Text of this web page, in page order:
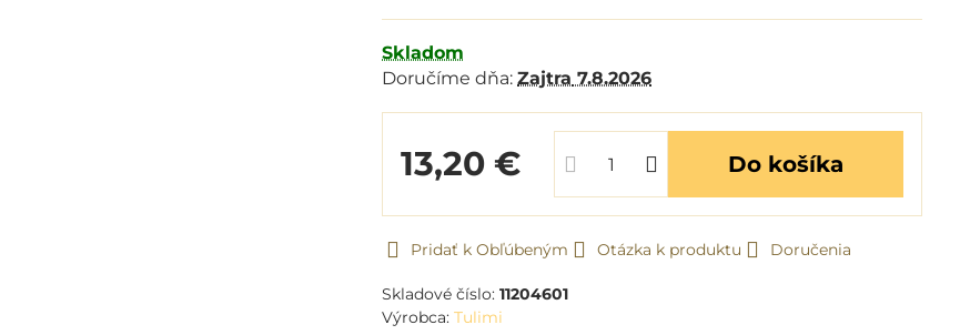
Skladom
Doručíme dňa:Zajtra 7.8.2026
13,20 € Do košíka
Pridať k Obľúbeným Otázka k produktu Doručenia
Skladové číslo:11204601
Výrobca:Tulimi